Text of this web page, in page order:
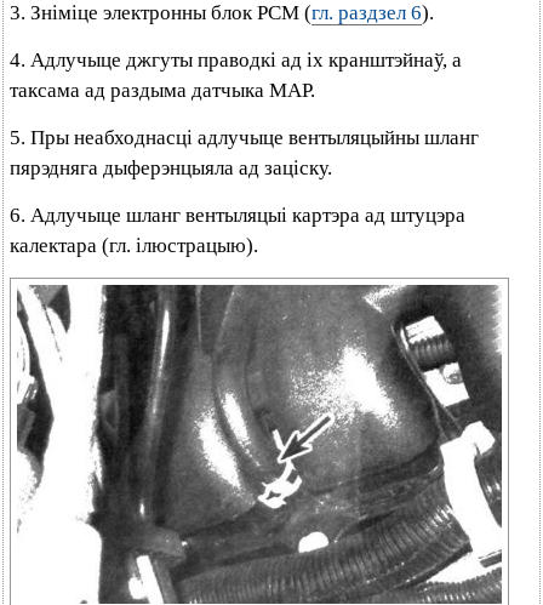
3. Зніміце электронны блок РСМ (гл. раздзел 6).
4. Адлучыце джгуты праводкі ад іх кранштэйнаў, а
таксама ад раздыма датчыка МАР.
5. Пры неабходнасці адлучыце вентыляцыйны шланг
пярэдняга дыферэнцыяла ад заціску.
6. Адлучыце шланг вентыляцыі картэра ад штуцэра
калектара (гл. ілюстрацыю).